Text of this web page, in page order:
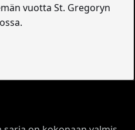
vuotta St. Gregoryn